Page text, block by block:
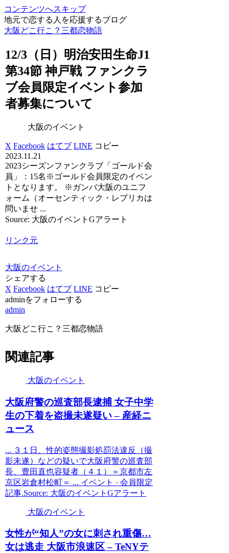
コンテンツへスキップ
地元で恋する人を応援するブログ
大阪どこ行こ？三都恋物語
12/3（日）明治安田生命J1
第34節 神戸戦 ファンクラ
ブ会員限定イベント参加
者募集について
大阪のイベント
X Facebook はてブ LINE コピー
2023.11.21
2023シーズンファンクラブ「ゴールド会
員」：15名※ゴールド会員限定のイベン
トとなります。 ※ガンバ大阪のユニフ
ォーム（オーセンティック・レプリカは
問いませ ...
Source: 大阪のイベントGアラート
リンク元
大阪のイベント
シェアする
X Facebook はてブ LINE コピー
adminをフォローする
admin
大阪どこ行こ？三都恋物語
関連記事
大阪のイベント
大阪府警の巡査部長逮捕 女子中学
生の下着を盗撮未遂疑い – 産経ニ
ュース
... ３１日、性的姿態撮影処罰法違反（撮
影未遂）などの疑いで大阪府警の巡査部
長、豊田直也容疑者（４１）＝京都市左
京区岩倉村松町＝ ... イベント · 会員限定
記事.Source: 大阪のイベントGアラート
大阪のイベント
女性が“知人”の女に刺され重傷…
女は逃走 大阪市浪速区 – TeNYテ